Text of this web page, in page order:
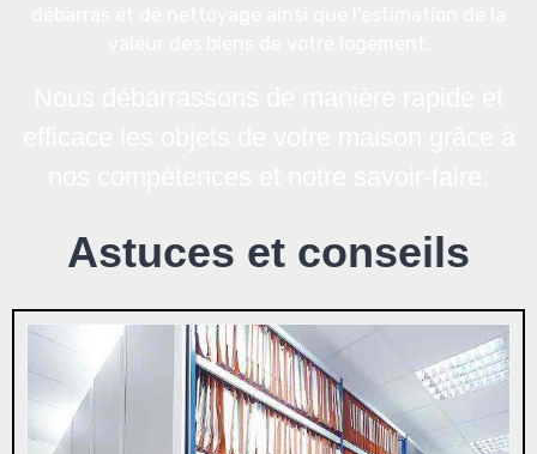
Astuces et conseils